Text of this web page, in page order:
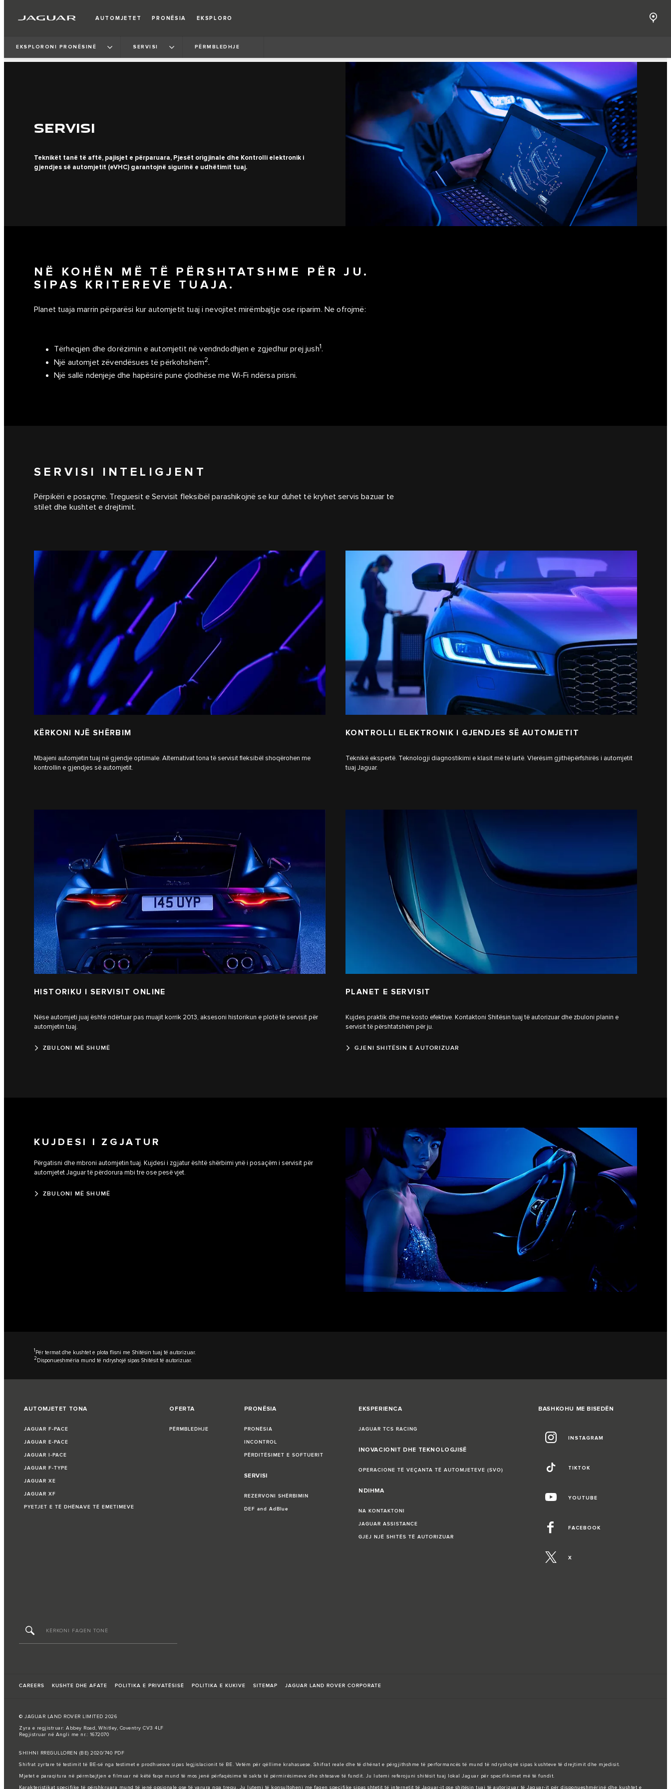
AUTOMJETET PRONËSIA EKSPLORO
EKSPLORONI PRONËSINË SERVISI PËRMBLEDHJE
SERVISI
Teknikët tanë të aftë, pajisjet e përparuara, Pjesët origjinale dhe Kontrolli elektronik i
gjendjes së automjetit (eVHC) garantojnë sigurinë e udhëtimit tuaj.
NË KOHËN MË TË PËRSHTATSHME PËR JU.
SIPAS KRITEREVE TUAJA.
Planet tuaja marrin përparësi kur automjetit tuaj i nevojitet mirëmbajtje ose riparim. Ne ofrojmë:
Tërheqjen dhe dorëzimin e automjetit në vendndodhjen e zgjedhur prej jush1.
Një automjet zëvendësues të përkohshëm2.
Një sallë ndenjeje dhe hapësirë pune çlodhëse me Wi-Fi ndërsa prisni.
SERVISI INTELIGJENT
Përpikëri e posaçme. Treguesit e Servisit fleksibël parashikojnë se kur duhet të kryhet servis bazuar te
stilet dhe kushtet e drejtimit.
KËRKONI NJË SHËRBIM
Mbajeni automjetin tuaj në gjendje optimale. Alternativat tona të servisit fleksibël shoqërohen me
kontrollin e gjendjes së automjetit.
KONTROLLI ELEKTRONIK I GJENDJES SË AUTOMJETIT
Teknikë ekspertë. Teknologji diagnostikimi e klasit më të lartë. Vlerësim gjithëpërfshirës i automjetit
tuaj Jaguar.
HISTORIKU I SERVISIT ONLINE
Nëse automjeti juaj është ndërtuar pas muajit korrik 2013, aksesoni historikun e plotë të servisit për
automjetin tuaj.
ZBULONI MË SHUMË
PLANET E SERVISIT
Kujdes praktik dhe me kosto efektive. Kontaktoni Shitësin tuaj të autorizuar dhe zbuloni planin e
servisit të përshtatshëm për ju.
GJENI SHITËSIN E AUTORIZUAR
KUJDESI I ZGJATUR
Përgatisni dhe mbroni automjetin tuaj. Kujdesi i zgjatur është shërbimi ynë i posaçëm i servisit për
automjetet Jaguar të përdorura mbi tre ose pesë vjet.
ZBULONI MË SHUMË
1 Për termat dhe kushtet e plota flisni me Shitësin tuaj të autorizuar.
2 Disponueshmëria mund të ndryshojë sipas Shitësit të autorizuar.
AUTOMJETET TONA
JAGUAR F-PACE
JAGUAR E-PACE
JAGUAR I-PACE
JAGUAR F-TYPE
JAGUAR XE
JAGUAR XF
PYETJET E TË DHËNAVE TË EMETIMEVE
OFERTA
PËRMBLEDHJE
PRONËSIA
PRONËSIA
INCONTROL
PËRDITËSIMET E SOFTUERIT
SERVISI
REZERVONI SHËRBIMIN
DEF and AdBlue
EKSPERIENCA
JAGUAR TCS RACING
INOVACIONIT DHE TEKNOLOGJISË
OPERACIONE TË VEÇANTA TË AUTOMJETEVE (SVO)
NDIHMA
NA KONTAKTONI
JAGUAR ASSISTANCE
GJEJ NJË SHITËS TË AUTORIZUAR
BASHKOHU ME BISEDËN
INSTAGRAM
TIKTOK
YOUTUBE
FACEBOOK
X
CAREERS KUSHTE DHE AFATE POLITIKA E PRIVATËSISË POLITIKA E KUKIVE SITEMAP JAGUAR LAND ROVER CORPORATE
© JAGUAR LAND ROVER LIMITED 2026
Zyra e regjistruar: Abbey Road, Whitley, Coventry CV3 4LF
Regjistruar në Angli me nr.: 1672070
SHIHNI RREGULLOREN (BE) 2020/740 PDF
Shifrat zyrtare të testimit të BE-së nga testimet e prodhuesve sipas legjislacionit të BE. Vetëm për qëllime krahasuese. Shifrat reale dhe të dhënat e përgjithshme të performancës të mund të ndryshojnë sipas kushteve të drejtimit dhe mjedisit.
Mjetet e paraqitura në përmbajtjen e filmuar në këtë faqe mund të mos jenë përfaqësime të sakta të përmirësimeve dhe shtesave të fundit. Ju lutemi referojuni shitësit tuaj lokal Jaguar për specifikimet më të fundit.
Karakteristikat specifike të përshkruara mund të jenë opsionale ose të varura nga tregu. Ju lutemi të konsultoheni me faqen specifike sipas shtetit të internetit të Jaguar-it ose shitësin tuaj të autorizuar të Jaguar-it për disponueshmërinë dhe kushtet e